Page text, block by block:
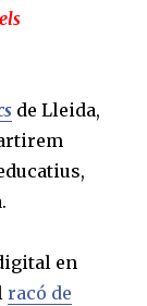
de Lleida,
en
racó de